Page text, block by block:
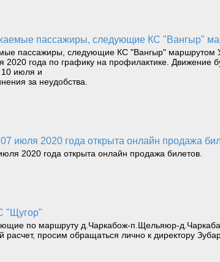
пассажиры, следующие КС "Вангыр"
пассажиры, следующие КС "Вангыр" маршрутом
2020 года по графику на профилактике. Движение
10 июля и
за неудобства.
июля 2020 года открыта онлайн продажа
2020 года открыта онлайн продажа билетов.
"Щугор"
по маршруту д.Чаркабож-п.Щельяюр-
расчет, просим обращаться лично к директору